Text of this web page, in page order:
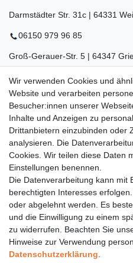
Darmstädter Str. 31c | 64331
06150 979 96 85
Groß-Gerauer-Str. 5 | 64347
06155 834 88 58
Eberstädter Str. 21 | 64319
06157 984 88 55
Öffnungszeiten finden Sie hier:
E-MAIL **
Newsletter
Honig
Hiermit bestätige ich, dass ich die
Meine Einwilligung kann ich jederzeit
Wir verwenden Cookies und
Website und verarbeiten
Besucher:innen unserer
Inhalte und Anzeigen zu
Drittanbietern einzubinden oder
analysieren. Die
Cookies. Wir teilen diese Daten
Einstellungen benennen.
Die Datenverarbeitung kann mit
berechtigten Interesses
oder abgelehnt werden. Es
und die Einwilligung zu einem
zu widerrufen. Beachten Sie
Hinweise zur Verwendung
Daten­schutz­erklärung